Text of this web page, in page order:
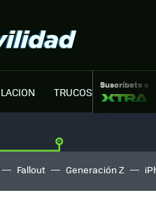
TRUCOS MOTOR
Suscríbete a
Fallout Generación Z